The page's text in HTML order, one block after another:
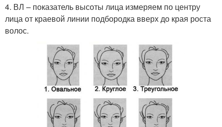
4. ВЛ – показатель высоты лица измеряем по центру
лица от краевой линии подбородка вверх до края роста
волос.